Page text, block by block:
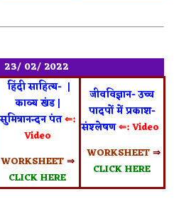
23/ 02/ 2022
हिंदी साहित्य- |
काव्य खंड |
सुमित्रानन्दन पंत⇐:
Video
WORKSHEET⇒
CLICK HERE
जीवविज्ञान- उच्च
पादपों में प्रकाश-
संश्लेषण⇐: Video
WORKSHEET⇒
CLICK HERE